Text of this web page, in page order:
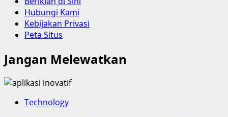
Hubungi Kami
Kebijakan Privasi
Peta Situs
Jangan Melewatkan
Technology